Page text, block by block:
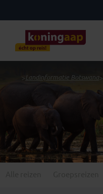
> Landinformatie Botswana>